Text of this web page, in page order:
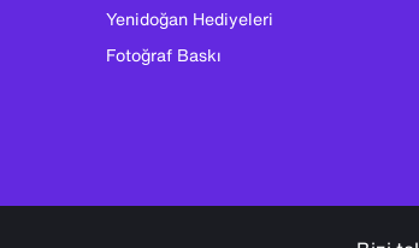
Yenidoğan Hediyeleri
Fotoğraf Baskı